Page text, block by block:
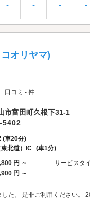
-
-
-
-
オリヤマ)
うち3
口コミ - 件
市富田町久根下31-1
5402
(車20分)
北道）IC (車1分)
円 ～ サービスタ
円 ～
た。 是非ご利用ください。